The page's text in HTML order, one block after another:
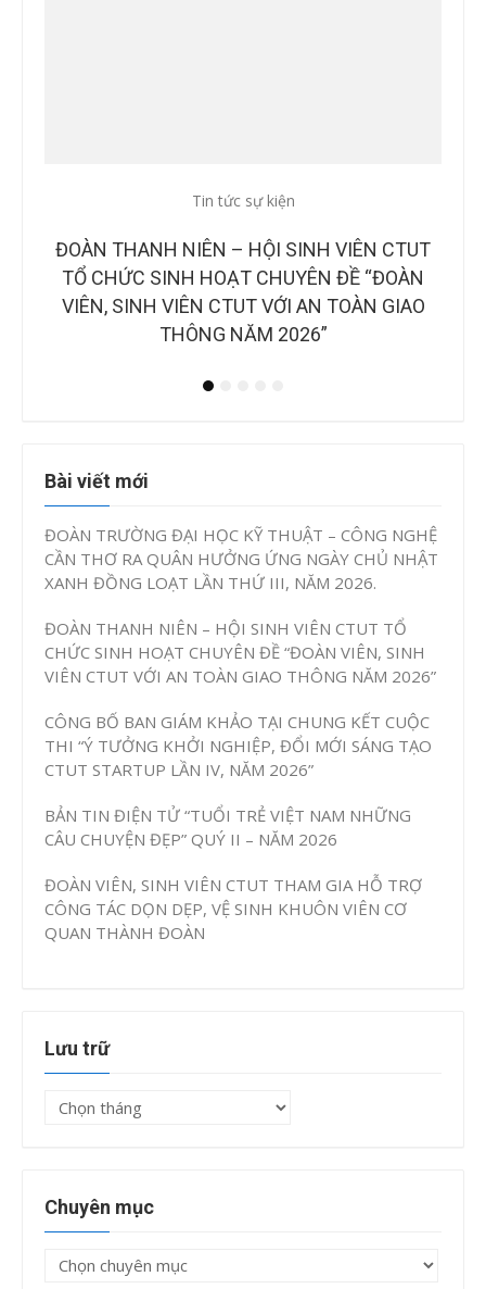
CTUT
“ĐOÀN
GIAO
Tin tức sự kiện
CÔNG BỐ BAN GIÁM KHẢO TẠI CHUNG KẾT
CUỘC THI “Ý TƯỞNG KHỞI NGHIỆP, ĐỔI MỚI
SÁNG TẠO CTUT STARTUP LẦN IV, NĂM
2026”
Bài viết mới
ĐOÀN TRƯỜNG ĐẠI HỌC KỸ THUẬT – CÔNG NGHỆ
CẦN THƠ RA QUÂN HƯỞNG ỨNG NGÀY CHỦ NHẬT
XANH ĐỒNG LOẠT LẦN THỨ III, NĂM 2026.
ĐOÀN THANH NIÊN – HỘI SINH VIÊN CTUT TỔ
CHỨC SINH HOẠT CHUYÊN ĐỀ “ĐOÀN VIÊN, SINH
VIÊN CTUT VỚI AN TOÀN GIAO THÔNG NĂM 2026”
CÔNG BỐ BAN GIÁM KHẢO TẠI CHUNG KẾT CUỘC
THI “Ý TƯỞNG KHỞI NGHIỆP, ĐỔI MỚI SÁNG TẠO
CTUT STARTUP LẦN IV, NĂM 2026”
BẢN TIN ĐIỆN TỬ “TUỔI TRẺ VIỆT NAM NHỮNG
CÂU CHUYỆN ĐẸP” QUÝ II – NĂM 2026
ĐOÀN VIÊN, SINH VIÊN CTUT THAM GIA HỖ TRỢ
CÔNG TÁC DỌN DẸP, VỆ SINH KHUÔN VIÊN CƠ
QUAN THÀNH ĐOÀN
Lưu trữ
Lưu
Chuyên mục
Chuyên